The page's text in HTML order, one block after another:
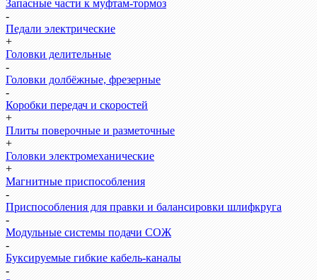
Запасные части к муфтам-тормоз
-
Педали электрические
+
Головки делительные
-
Головки долбёжные, фрезерные
-
Коробки передач и скоростей
+
Плиты поверочные и разметочные
+
Головки электромеханические
+
Магнитные приспособления
-
Приспособления для правки и балансировки шлифкруга
-
Модульные системы подачи СОЖ
-
Буксируемые гибкие кабель-каналы
-